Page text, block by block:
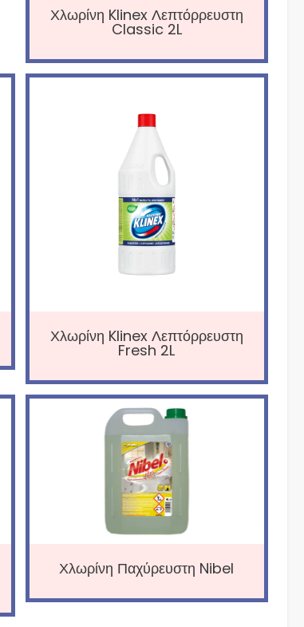
Χλωρίνη Klinex Λεπτόρρευστη
Classic 2L
Χλωρίνη Klinex Λεπτόρρευστη
Fresh 2L
Χλωρίνη Παχύρευστη Nibel